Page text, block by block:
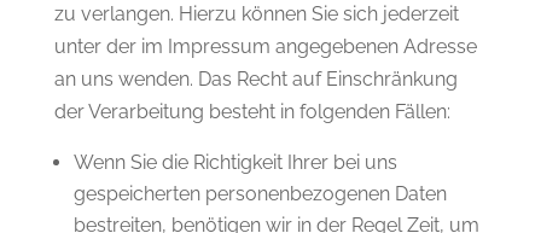
zu verlangen. Hierzu können Sie sich jederzeit
unter der im Impressum angegebenen Adresse
an uns wenden. Das Recht auf Einschränkung
der Verarbeitung besteht in folgenden Fällen:
Wenn Sie die Richtigkeit Ihrer bei uns
gespeicherten personenbezogenen Daten
bestreiten, benötigen wir in der Regel Zeit, um